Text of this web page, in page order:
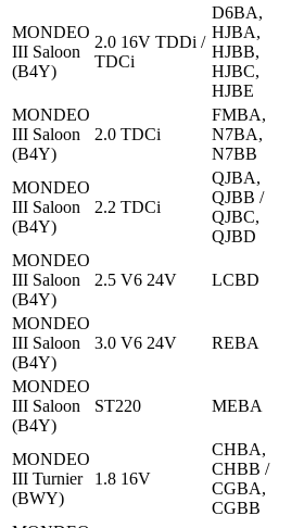
MONDEO
III Saloon
(B4Y)
2.0 16V TDDi /
TDCi
D6BA,
HJBA,
HJBB,
HJBC,
HJBE
MONDEO
III Saloon
(B4Y)
2.0 TDCi
FMBA,
N7BA,
N7BB
MONDEO
III Saloon
(B4Y)
2.2 TDCi
QJBA,
QJBB /
QJBC,
QJBD
MONDEO
III Saloon
(B4Y)
2.5 V6 24V LCBD
MONDEO
III Saloon
(B4Y)
3.0 V6 24V REBA
MONDEO
III Saloon
(B4Y)
ST220 MEBA
MONDEO
III Turnier
(BWY)
1.8 16V
CHBA,
CHBB /
CGBA,
CGBB